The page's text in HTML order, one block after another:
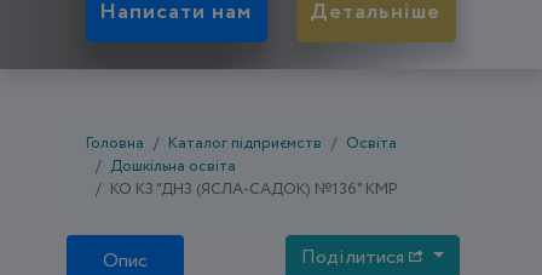
Написати нам Детальніше
Головна Каталог підприємств
Освіта
Дошкільна освіта
КО КЗ "ДНЗ (ЯСЛА-САДОК) №136" КМР
Опис Поділитися